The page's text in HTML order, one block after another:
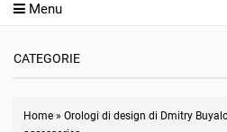
Menu
CATEGORIE
Home » Orologi di design di Dmitry